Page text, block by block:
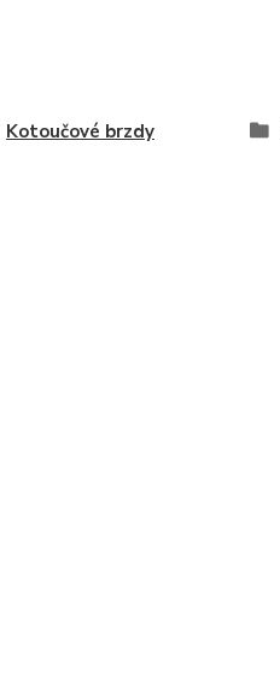
Kotoučové brzdy